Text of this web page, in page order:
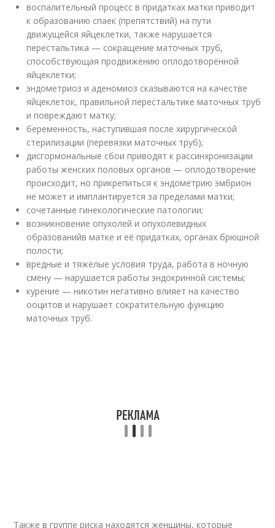
воспалительный процесс в придатках матки приводит
к образованию спаек (препятствий) на пути
движущейся яйцеклетки, также нарушается
перестальтика — сокращение маточных труб,
способствующая продвижению оплодотворённой
яйцеклетки;
эндометриоз и аденомиоз сказываются на качестве
яйцеклеток, правильной перестальтике маточных труб
и повреждают матку;
беременность, наступившая после хирургической
стерилизации (перевязки маточных труб);
дисгормональные сбои приводят к рассинхронизации
работы женских половых органов — оплодотворение
происходит, но прикрепиться к эндометрию эмбрион
не может и имплантируется за пределами матки;
сочетанные гинекологические патологии;
возникновение опухолей и опухолевидных
образованийв матке и её придатках, органах брюшной
полости;
вредные и тяжёлые условия труда, работа в ночную
смену — нарушается работы эндокринной системы;
курение — никотин негативно влияет на качество
ооцитов и нарушает сократительную функцию
маточных труб.
Также в группе риска находятся женщины, которые